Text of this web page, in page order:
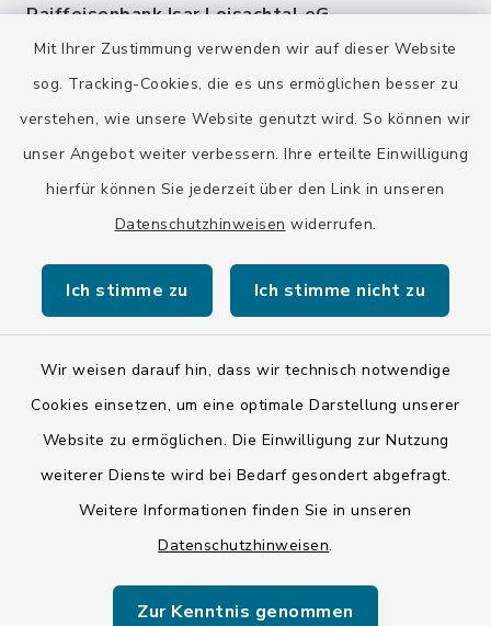
Mit Ihrer Zustimmung verwenden wir auf dieser Website
sog. Tracking-Cookies, die es uns ermöglichen besser zu
verstehen, wie unsere Website genutzt wird. So können wir
unser Angebot weiter verbessern. Ihre erteilte Einwilligung
hierfür können Sie jederzeit über den Link in unseren
Datenschutzhinweisen widerrufen.
Ich stimme zu Ich stimme nicht zu
Wir weisen darauf hin, dass wir technisch notwendige
Cookies einsetzen, um eine optimale Darstellung unserer
Website zu ermöglichen. Die Einwilligung zur Nutzung
weiterer Dienste wird bei Bedarf gesondert abgefragt.
Weitere Informationen finden Sie in unseren
Datenschutzhinweisen.
Zur Kenntnis genommen
Raiffeisenbank Isar Loisachtal eG
DE92 7016 9543 0001 0005 00
HypoVereinsbank
HYVEDEMMXXX
Kontakt
Barrierefreiheit
Impressum